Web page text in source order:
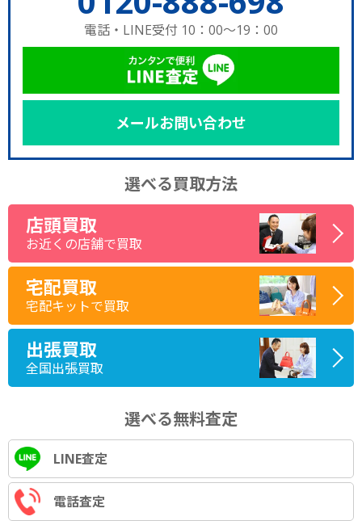
電話・LINE受付 10：00～19：00
メールお問い合わせ
選べる買取方法
店頭買取
お近くの店舗で買取
宅配買取
宅配キットで買取
出張買取
全国出張買取
選べる無料査定
LINE査定
電話査定